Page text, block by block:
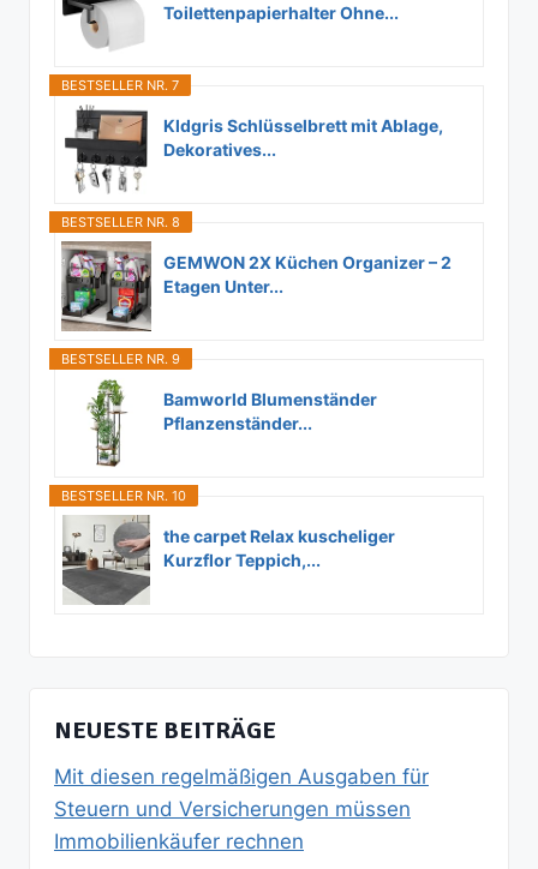
Toilettenpapierhalter Ohne...
BESTSELLER NR. 7
Kldgris Schlüsselbrett mit Ablage,
Dekoratives...
BESTSELLER NR. 8
GEMWON 2X Küchen Organizer – 2
Etagen Unter...
BESTSELLER NR. 9
Bamworld Blumenständer
Pflanzenständer...
BESTSELLER NR. 10
the carpet Relax kuscheliger
Kurzflor Teppich,...
NEUESTE BEITRÄGE
Mit diesen regelmäßigen Ausgaben für
Steuern und Versicherungen müssen
Immobilienkäufer rechnen